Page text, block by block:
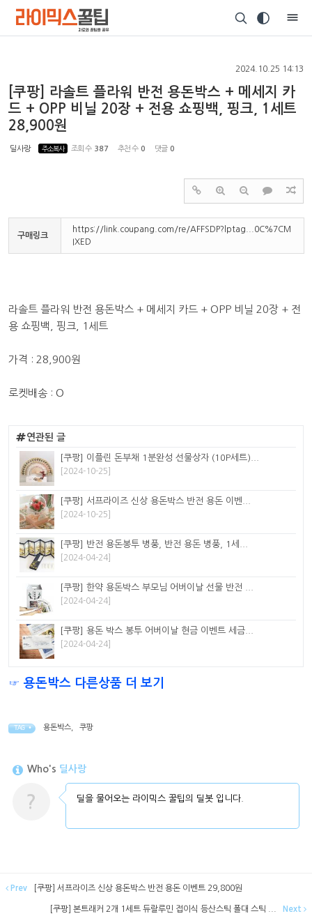
2024.10.25 14:13
[쿠팡] 라솔트 플라워 반전 용돈박스 + 메세지 카
드 + OPP 비닐 20장 + 전용 쇼핑백, 핑크, 1세트
28,900원
딜사랑 주소복사 조회 수 387 추천 수 0 댓글 0
구매링크
https://link.coupang.com/re/AFFSDP?lptag...0C%7CM
IXED
라솔트 플라워 반전 용돈박스 + 메세지 카드 + OPP 비닐 20장 + 전
용 쇼핑백, 핑크, 1세트
가격 : 28,900원
로켓배송 : O
연관된 글
[쿠팡] 이플린 돈부채 1분완성 선물상자 (10P세트)...
[2024-10-25]
[쿠팡] 서프라이즈 신상 용돈박스 반전 용돈 이벤...
[2024-10-25]
[쿠팡] 반전 용돈봉투 병풍, 반전 용돈 병풍, 1세...
[2024-04-24]
[쿠팡] 한약 용돈박스 부모님 어버이날 선물 반전 ...
[2024-04-24]
[쿠팡] 용돈 박스 봉투 어버이날 현금 이벤트 세금...
[2024-04-24]
☞ 용돈박스 다른상품 더 보기
TAG • 용돈박스 쿠팡
Who's 딜사랑
? 딜을 물어오는 라이믹스 꿀팁의 딜봇 입니다.
Prev [쿠팡] 서프라이즈 신상 용돈박스 반전 용돈 이벤트 29,800원
[쿠팡] 본트래커 2개 1세트 듀랄루민 접이식 등산스틱 폴대 스틱 ... Next
Sketchbook5, 스케치북5
Sketchbook5, 스케치북5